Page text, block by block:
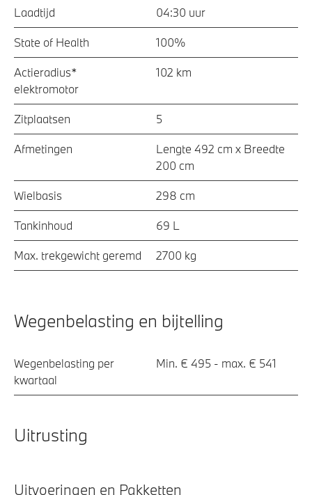
Laadtijd 04:30 uur
State of Health 100%
Actieradius*
elektromotor
102 km
Zitplaatsen 5
Afmetingen
Lengte 492 cm x Breedte
200 cm
Wielbasis 298 cm
Tankinhoud 69 L
Max. trekgewicht geremd 2700 kg
Wegenbelasting en bijtelling
Wegenbelasting per
kwartaal
Min. € 495 - max. € 541
Uitrusting
Uitvoeringen en Pakketten